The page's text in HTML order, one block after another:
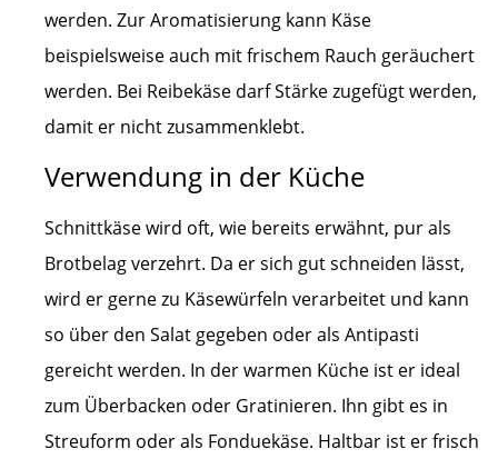
werden. Zur Aromatisierung kann Käse
beispielsweise auch mit frischem Rauch geräuchert
werden. Bei Reibekäse darf Stärke zugefügt werden,
damit er nicht zusammenklebt.
Verwendung in der Küche
Schnittkäse wird oft, wie bereits erwähnt, pur als
Brotbelag verzehrt. Da er sich gut schneiden lässt,
wird er gerne zu Käsewürfeln verarbeitet und kann
so über den Salat gegeben oder als Antipasti
gereicht werden. In der warmen Küche ist er ideal
zum Überbacken oder Gratinieren. Ihn gibt es in
Streuform oder als Fonduekäse. Haltbar ist er frisch